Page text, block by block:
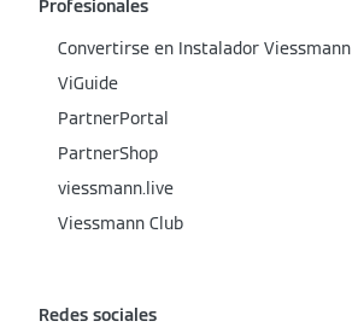
Profesionales
Convertirse en Instalador Viessmann
ViGuide
PartnerPortal
PartnerShop
viessmann.live
Viessmann Club
Redes sociales